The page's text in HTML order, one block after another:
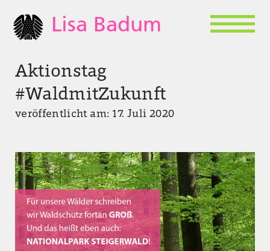
Lisa Badum
Aktionstag
#WaldmitZukunft
veröffentlicht am: 17. Juli 2020